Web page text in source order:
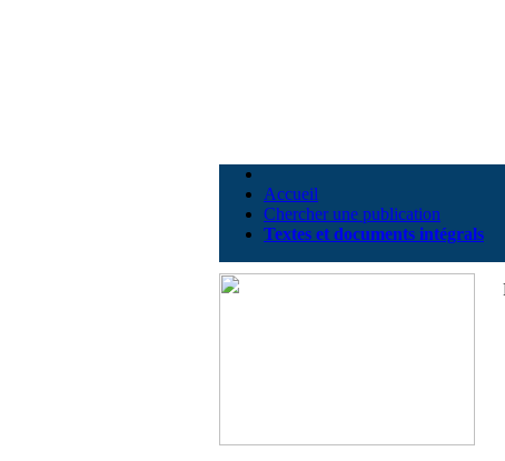
Accueil
Chercher une publication
Textes et documents intégrals